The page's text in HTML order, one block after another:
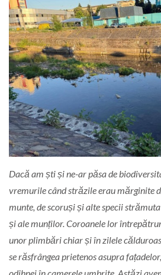
Dacă am ști și ne-ar păsa de
vremurile când străzile erau mărginite
munte, de scoruși și alte specii
și ale munților. Coroanele lor
unor plimbări chiar și în zilele
se răsfrângea prietenos asupra